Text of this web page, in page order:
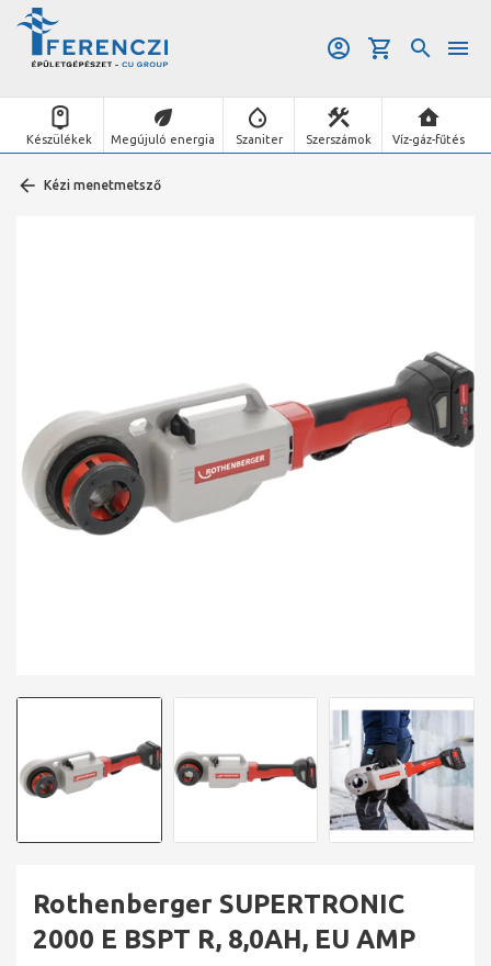
Készülékek Megújuló energia Szaniter Szerszámok Víz-gáz-fűtés
Kézi menetmetsző
Rothenberger SUPERTRONIC
2000 E BSPT R, 8,0AH, EU AMP